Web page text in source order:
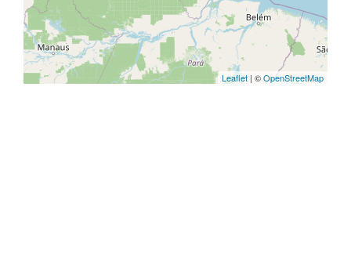
Leaflet | ©OpenStreetMap